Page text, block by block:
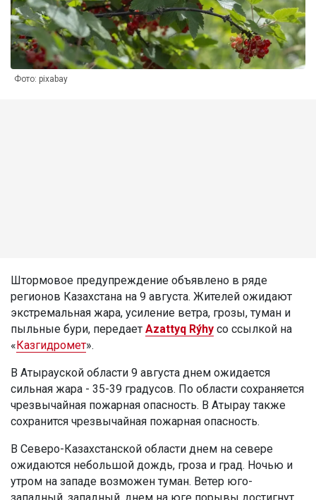
Фото: pixabay
Штормовое предупреждение объявлено в ряде
регионов Казахстана на 9 августа. Жителей ожидают
экстремальная жара, усиление ветра, грозы, туман и
пыльные бури, передает Azattyq Rýhy со ссылкой на
«Казгидромет».
В Атырауской области 9 августа днем ожидается
сильная жара - 35-39 градусов. По области сохраняется
чрезвычайная пожарная опасность. В Атырау также
сохранится чрезвычайная пожарная опасность.
В Северо-Казахстанской области днем на севере
ожидаются небольшой дождь, гроза и град. Ночью и
утром на западе возможен туман. Ветер юго-